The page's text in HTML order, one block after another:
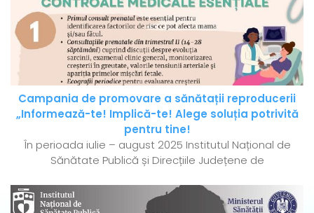
Campania de promovare a sănătații reproducerii
„Informează-te! Implică-te! Alege soluția potrivită
pentru tine!
În perioada iulie – august 2025 Institutul Național de
Sănătate Publică și Direcțiile Județene de